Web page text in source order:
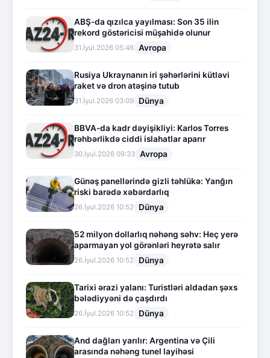
ABŞ-da qızılca yayılması: Son 35 ilin
rekord göstəricisi müşahidə olunur
31.İyul.2026 05:46 Avropa
Rusiya Ukraynanın iri şəhərlərini kütləvi
raket və dron atəşinə tutub
31.İyul.2026 03:09 Dünya
BBVA-da kadr dəyişikliyi: Karlos Torres
rəhbərlikdə ciddi islahatlar aparır
30.İyul.2026 09:33 Avropa
Günəş panellərində gizli təhlükə: Yanğın
riski barədə xəbərdarlıq
26.İyul.2026 10:52 Dünya
52 milyon dollarlıq nəhəng səhv: Heç yerə
aparmayan yol görənləri heyrətə salır
26.İyul.2026 10:52 Dünya
Tarixi ərazi yalanı: Turistləri aldadan şəxs
bələdiyyəni də çaşdırdı
26.İyul.2026 10:52 Dünya
And dağları yarılır: Argentina və Çili
arasında nəhəng tunel layihəsi